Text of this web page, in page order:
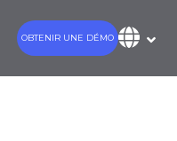
OBTENIR UNE DÉMO